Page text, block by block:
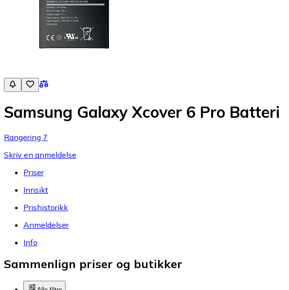
Samsung Galaxy Xcover 6 Pro Batteri
Rangering 7
Skriv en anmeldelse
Priser
Innsikt
Prishistorikk
Anmeldelser
Info
Sammenlign priser og butikker